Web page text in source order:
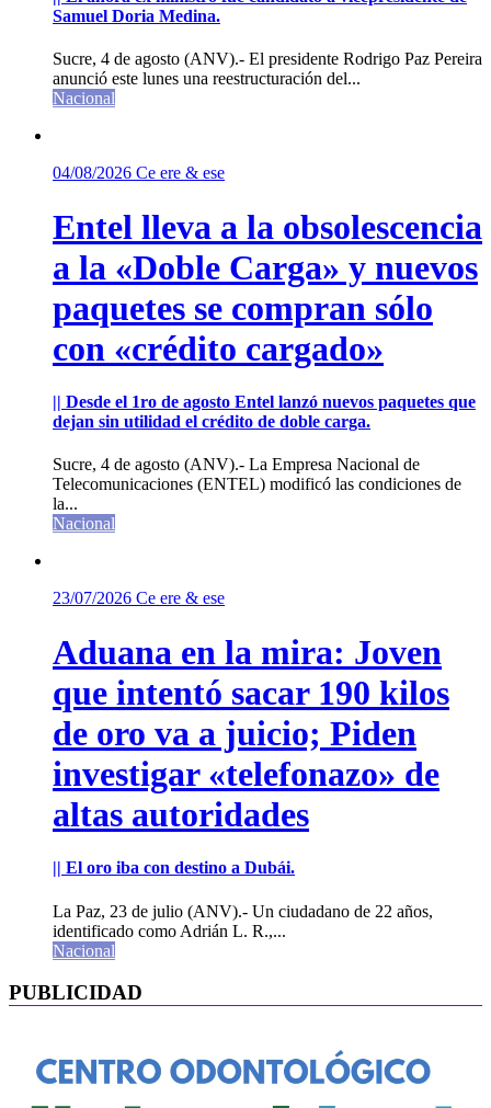
Samuel Doria Medina.
Sucre, 4 de agosto (ANV).- El presidente Rodrigo Paz Pereira
anunció este lunes una reestructuración del...
Nacional
04/08/2026 Ce ere & ese
Entel lleva a la obsolescencia
a la «Doble Carga» y nuevos
paquetes se compran sólo
con «crédito cargado»
|| Desde el 1ro de agosto Entel lanzó nuevos paquetes que
dejan sin utilidad el crédito de doble carga.
Sucre, 4 de agosto (ANV).- La Empresa Nacional de
Telecomunicaciones (ENTEL) modificó las condiciones de
la...
Nacional
23/07/2026 Ce ere & ese
Aduana en la mira: Joven
que intentó sacar 190 kilos
de oro va a juicio; Piden
investigar «telefonazo» de
altas autoridades
|| El oro iba con destino a Dubái.
La Paz, 23 de julio (ANV).- Un ciudadano de 22 años,
identificado como Adrián L. R.,...
Nacional
PUBLICIDAD